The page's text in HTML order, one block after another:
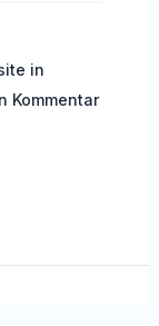
in
Kommentar